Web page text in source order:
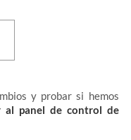
y probar si hemos
al panel de control de